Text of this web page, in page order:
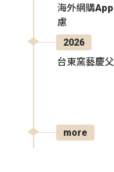
海外網購
慮
2026
台東窯藝慶
more